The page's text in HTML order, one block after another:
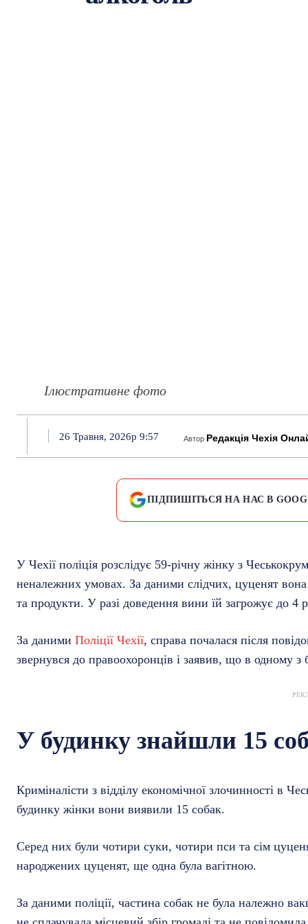
Ілюстративне фото
26 Травня, 2026р 9:57 Автор Редакція Чехія
ПІДПИШІТЬСЯ НА НАС В
У Чехії поліція розслідує 59-річну жінку з
неналежних умовах. За даними слідчих, цуценят
та продукти. У разі доведення вини їй загрожує до 4
За даними Поліції Чехії, справа почалася після
звернувся до правоохоронців і заявив, що в одному
У будинку знайшли 15
Криміналісти з відділу економічної злочинності в
будинку жінки вони виявили 15 собак.
Серед них були чотири суки, чотири пси та сім
народжених цуценят, ще одна була вагітною.
За даними поліції, частина собак не була належно